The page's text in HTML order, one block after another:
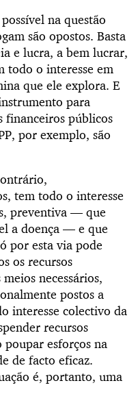
na questão
são opostos. Basta
e lucra, a bem lucrar,
todo o interesse em
que ele explora. E
para
financeiros públicos
por exemplo, são
tem todo o interesse
preventiva — que
a doença — e que
por esta via pode
os recursos
necessários,
postos a
interesse colectivo da
recursos
esforços na
de facto eficaz.
é, portanto, uma